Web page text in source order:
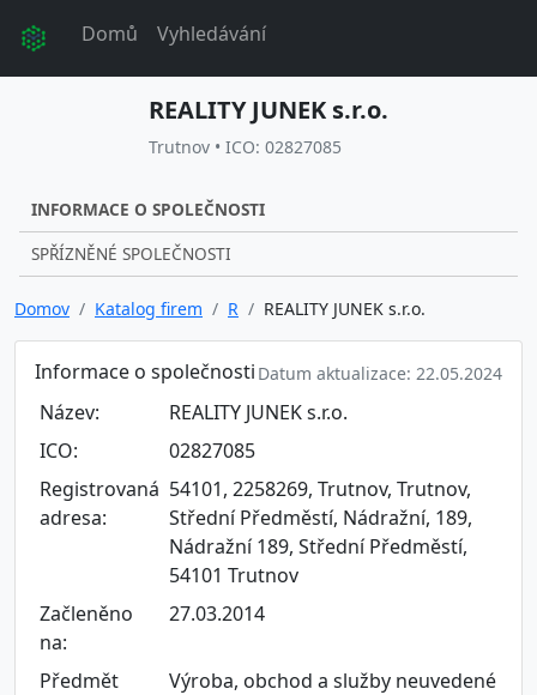
Domů Vyhledávání
REALITY JUNEK s.r.o.
Trutnov • ICO: 02827085
INFORMACE O SPOLEČNOSTI
SPŘÍZNĚNÉ SPOLEČNOSTI
Domov Katalog firem R REALITY JUNEK s.r.o.
Informace o společnosti Datum aktualizace: 22.05.2024
Název:
REALITY JUNEK s.r.o.
ICO:
02827085
Registrovaná
adresa:
54101, 2258269, Trutnov, Trutnov,
Střední Předměstí, Nádražní, 189,
Nádražní 189, Střední Předměstí,
54101 Trutnov
Začleněno
na:
27.03.2014
Předmět
Výroba, obchod a služby neuvedené